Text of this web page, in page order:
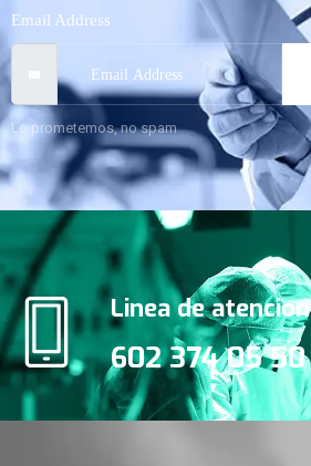
Email Address
Lo prometemos, no spam
Linea de atencion
602 374 05 50